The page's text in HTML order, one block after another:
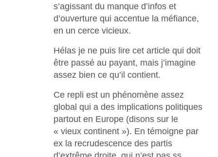
s’agissant du manque d’infos et
d’ouverture qui accentue la méfiance,
en un cerce vicieux.
Hélas je ne puis lire cet article qui doit
être passé au payant, mais j’imagine
assez bien ce qu’il contient.
Ce repli est un phénomène assez
global qui a des implications politiques
partout en Europe (disons sur le
« vieux continent »). En témoigne par
ex la recrudescence des partis